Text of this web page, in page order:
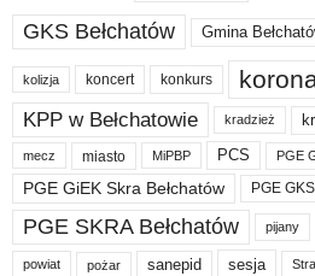
GKS Bełchatów Gmina
kolizja koncert konkurs
KPP w Bełchatowie kradzież
mecz miasto MiPBP PCS PGE
PGE GiEK Skra Bełchatów PGE
PGE SKRA Bełchatów pijany
powiat pożar sanepid sesja